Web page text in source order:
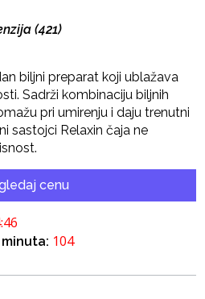
(421)
biljni preparat koji ublažava
Sadrži kombinaciju biljnih
pri umirenju i daju trenutni
sastojci Relaxin čaja ne
cenu
104